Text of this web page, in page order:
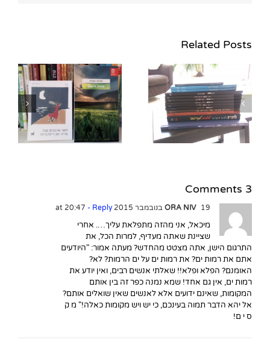
Related Posts
סיפורים מן הפרובינציה:
בעלי חנות הספרים בטור
פרידה עם המלצות
ספרותיות
3 Comments
ORA NIV 19 בנובמבר 2015 at 20:47 - Reply
מיכאל, אני מהזה מתפלאת עליך…. אחרי
שציינת שאתה מעדיף, למרות הכל, את
התרגום הישן, אתה מצטט מהחדש? מעתה אמור: "היודעים
אתם את רמות ים? את רמות ים על ים הרמות? לא?
האומנם? הפלא ופלא!! שאלתי אנשים רבים, ואין יודע את
רמות ים, אין גם אחד! שמא נמנה כפר זה בין אותם
המקומות, שאינם ידועים אלא לאנשים שאין שואלים אותם?
אל יהא הדבר תמוה בעינכם, כי יש ויש מקומות כאלה!" מ ק
ס י ם!